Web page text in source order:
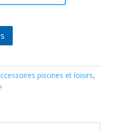
piscines et loisirs,